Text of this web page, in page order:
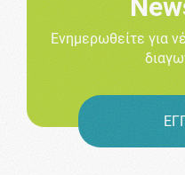
Ενημερωθείτε για